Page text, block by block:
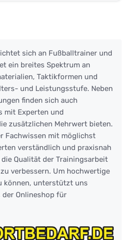
sich an Fußballtrainer und
ein breites Spektrum an
Taktikformen und
und Leistungsstufe. Neben
finden sich auch
mit Experten und
zusätzlichen Mehrwert bieten.
Fachwissen mit möglichst
verständlich und praxisnah
Qualität der Trainingsarbeit
verbessern. Um hochwertige
können, unterstützt uns
der Onlineshop für